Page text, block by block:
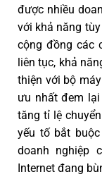
được nhiều
với khả năng
cộng đồng các
liên tục, khả
thiện với bộ
ưu nhất đem
tăng tỉ lệ
yếu tố bắt
doanh nghiệp
Internet đang